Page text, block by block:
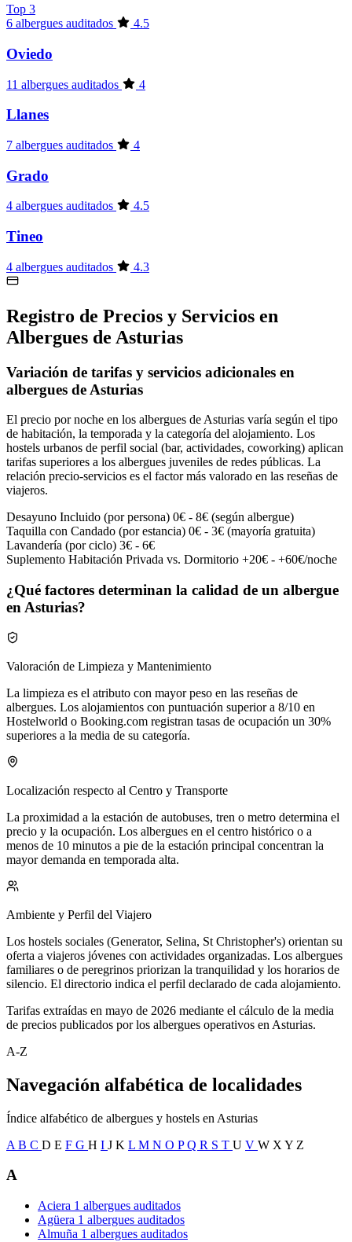
Top 3
6 albergues auditados
4.5
Oviedo
11 albergues auditados 4
Llanes
7 albergues auditados 4
Grado
4 albergues auditados 4.5
Tineo
4 albergues auditados 4.3
Registro de Precios y Servicios en
Albergues de Asturias
Variación de tarifas y servicios adicionales en
albergues de Asturias
El precio por noche en los albergues de Asturias varía según el tipo
de habitación, la temporada y la categoría del alojamiento. Los
hostels urbanos de perfil social (bar, actividades, coworking) aplican
tarifas superiores a los albergues juveniles de redes públicas. La
relación precio-servicios es el factor más valorado en las reseñas de
viajeros.
Desayuno Incluido (por persona) 0€ - 8€ (según albergue)
Taquilla con Candado (por estancia) 0€ - 3€ (mayoría gratuita)
Lavandería (por ciclo) 3€ - 6€
Suplemento Habitación Privada vs. Dormitorio +20€ - +60€/noche
¿Qué factores determinan la calidad de un albergue
en Asturias?
Valoración de Limpieza y Mantenimiento
La limpieza es el atributo con mayor peso en las reseñas de
albergues. Los alojamientos con puntuación superior a 8/10 en
Hostelworld o Booking.com registran tasas de ocupación un 30%
superiores a la media de su categoría.
Localización respecto al Centro y Transporte
La proximidad a la estación de autobuses, tren o metro determina el
precio y la ocupación. Los albergues en el centro histórico o a
menos de 10 minutos a pie de la estación principal concentran la
mayor demanda en temporada alta.
Ambiente y Perfil del Viajero
Los hostels sociales (Generator, Selina, St Christopher's) orientan su
oferta a viajeros jóvenes con actividades organizadas. Los albergues
familiares o de peregrinos priorizan la tranquilidad y los horarios de
silencio. El directorio indica el perfil declarado de cada alojamiento.
Tarifas extraídas en mayo de 2026 mediante el cálculo de la media
de precios publicados por los albergues operativos en Asturias.
A-Z
Navegación alfabética de localidades
Índice alfabético de albergues y hostels en Asturias
A B C D E F G H I J K L M N O PQ R S T U V W X Y Z
A
Aciera 1 albergues auditados
Agüera 1 albergues auditados
Almuña 1 albergues auditados